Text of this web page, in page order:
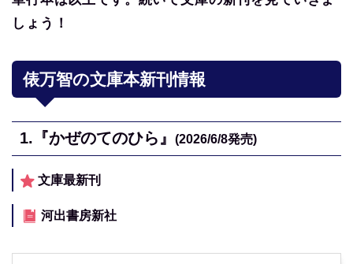
しょう！
俵万智の文庫本新刊情報
1. 『かぜのてのひら』 (2026/6/8発売)
文庫最新刊
河出書房新社